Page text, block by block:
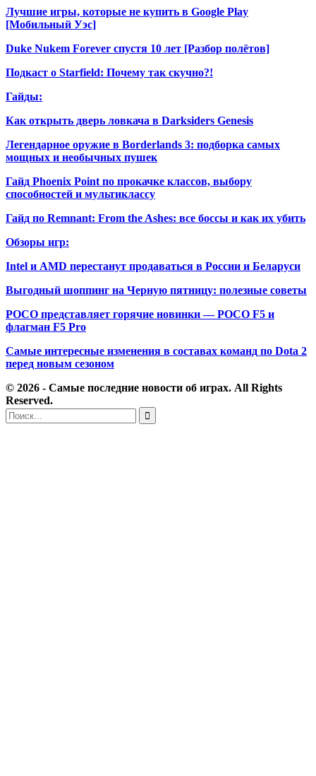
Лучшие игры, которые не купить в Google Play
[Мобильный Уэс]
Duke Nukem Forever спустя 10 лет [Разбор полётов]
Подкаст о Starfield: Почему так скучно?!
Гайды:
Как открыть дверь ловкача в Darksiders Genesis
Легендарное оружие в Borderlands 3: подборка самых
мощных и необычных пушек
Гайд Phoenix Point по прокачке классов, выбору
способностей и мультиклассу
Гайд по Remnant: From the Ashes: все боссы и как их убить
Обзоры игр:
Intel и AMD перестанут продаваться в России и Беларуси
Выгодный шоппинг на Черную пятницу: полезные советы
POCO представляет горячие новинки — POCO F5 и
флагман F5 Pro
Самые интересные изменения в составах команд по Dota 2
перед новым сезоном
© 2026 - Самые последние новости об играх. All Rights
Reserved.